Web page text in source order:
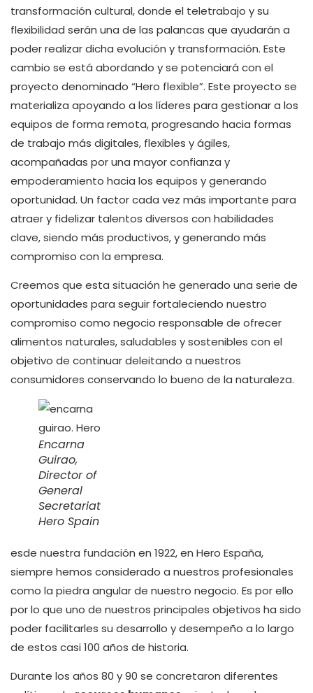
transformación cultural, donde el teletrabajo y su
flexibilidad serán una de las palancas que ayudarán a
poder realizar dicha evolución y transformación. Este
cambio se está abordando y se potenciará con el
proyecto denominado “Hero flexible”. Este proyecto se
materializa apoyando a los líderes para gestionar a los
equipos de forma remota, progresando hacia formas
de trabajo más digitales, flexibles y ágiles,
acompañadas por una mayor confianza y
empoderamiento hacia los equipos y generando
oportunidad. Un factor cada vez más importante para
atraer y fidelizar talentos diversos con habilidades
clave, siendo más productivos, y generando más
compromiso con la empresa.
Creemos que esta situación he generado una serie de
oportunidades para seguir fortaleciendo nuestro
compromiso como negocio responsable de ofrecer
alimentos naturales, saludables y sostenibles con el
objetivo de continuar deleitando a nuestros
consumidores conservando lo bueno de la naturaleza.
Encarna
Guirao,
Director of
General
Secretariat
Hero Spain
esde nuestra fundación en 1922, en Hero España,
siempre hemos considerado a nuestros profesionales
como la piedra angular de nuestro negocio. Es por ello
por lo que uno de nuestros principales objetivos ha sido
poder facilitarles su desarrollo y desempeño a lo largo
de estos casi 100 años de historia.
Durante los años 80 y 90 se concretaron diferentes